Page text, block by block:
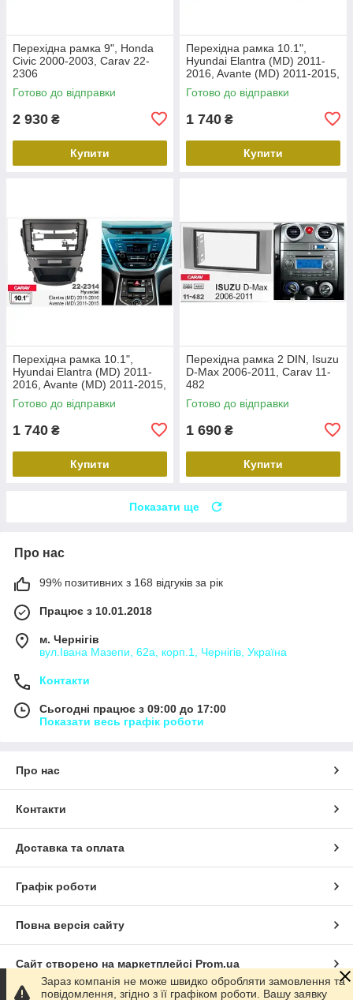
Перехідна рамка 9", Honda
Civic 2000-2003, Carav 22-
2306
Готово до відправки
2 930 ₴
Купити
Перехідна рамка 10.1",
Hyundai Elantra (MD) 2011-
2016, Avante (MD) 2011-2015,
Carav 22-2312
Готово до відправки
1 740 ₴
Купити
Перехідна рамка 10.1",
Hyundai Elantra (MD) 2011-
2016, Avante (MD) 2011-2015,
Carav 22-2314
Готово до відправки
1 740 ₴
Купити
Перехідна рамка 2 DIN, Isuzu
D-Max 2006-2011, Carav 11-
482
Готово до відправки
1 690 ₴
Купити
Показати ще
Про нас
99% позитивних з 168 відгуків за рік
Працює з 10.01.2018
м. Чернігів
вул.Івана Мазепи, 62а, корп.1, Чернігів, Україна
Контакти
Сьогодні працює з 09:00 до 17:00
Показати весь графік роботи
Про нас
Контакти
Доставка та оплата
Графік роботи
Повна версія сайту
Сайт створено на маркетплейсі Prom.ua
Зараз компанія не може швидко обробляти замовлення та
повідомлення, згідно з її графіком роботи. Вашу заявку